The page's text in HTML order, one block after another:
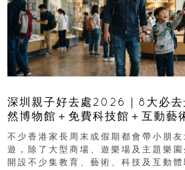
深圳親子好去處2026｜8大必去
然博物館＋免費科技館＋互動藝
齡、交通、門票、開放時間
不少香港家長周末或假期都會帶小朋友
遊，除了大型商場、遊樂場及主題樂
開設不少集教育、藝術、科技及互動